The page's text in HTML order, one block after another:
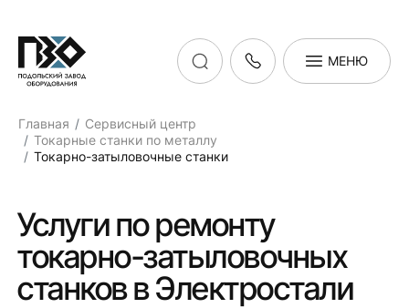
МЕНЮ
Главная
Сервисный центр
Токарные станки по металлу
Токарно-затыловочные станки
Услуги по ремонту
токарно-затыловочных
станков в Электростали